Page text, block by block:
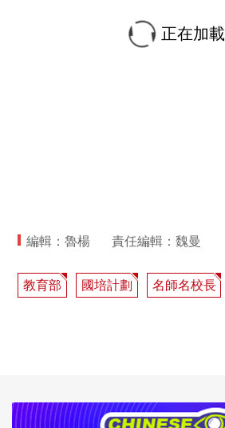
正在加載
編輯：魯楊 責任編輯：魏曼
教育部 國培計劃 名師名校長